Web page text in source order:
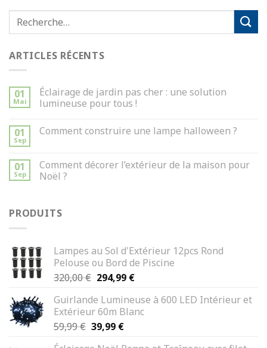
ARTICLES RÉCENTS
01
Mai
Éclairage de jardin pas cher : une solution
lumineuse pour tous !
01
Sep
Comment construire une lampe halloween ?
01
Sep
Comment décorer l’extérieur de la maison pour
Noël ?
PRODUITS
Lampes au Sol d'Extérieur 12pcs Rond
Pelouse ou Bord de Piscine
320,00€ Le
initial
était :
320,00 €.
294,99 €Le
actuel
est :
Guirlande Lumineuse à 600 LED Intérieur et
Extérieur 60m Blanc
59,99€ Le
39,99 €Le